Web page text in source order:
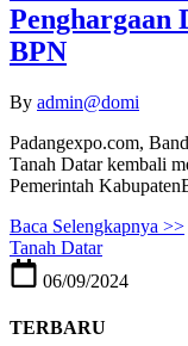
Penghargaan
BPN
By admin@domi
Padangexpo.com,
Tanah Datar kembali
Pemerintah
Baca Selengkapnya >>
Tanah Datar
06/09/2024
TERBARU